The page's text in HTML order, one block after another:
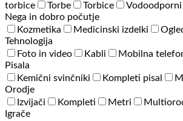
torbice
Torbe Torbice
Nega in dobro počutje
Kozmetika
Medicinski izdelki
Tehnologija
Foto in video
Kabli Mobilna
Pisala
Kemični svinčniki
Kompleti pisal
Orodje
Izvijači
Kompleti Metri
Igrače